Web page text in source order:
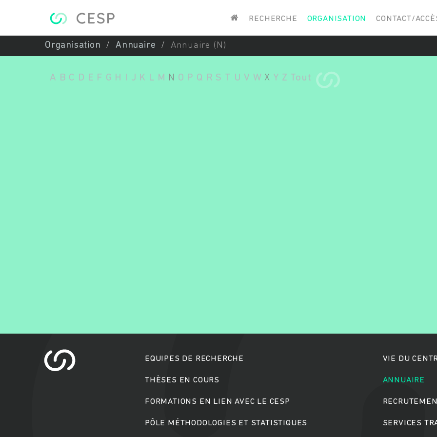
RECHERCHE ORGANISATION CONTACT/
Organisation Annuaire Annuaire (N)
A B C D E F G H J K L M N O P Q R S T U V W X Y Z Tout
EQUIPES DE RECHERCHE
THÈSES EN COURS
FORMATIONS EN LIEN AVEC LE CESP
PÔLE MÉTHODOLOGIES ET STATISTIQUES
VIE DU
ANNUAIRE
SERVICES